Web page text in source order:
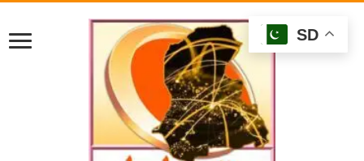
SD